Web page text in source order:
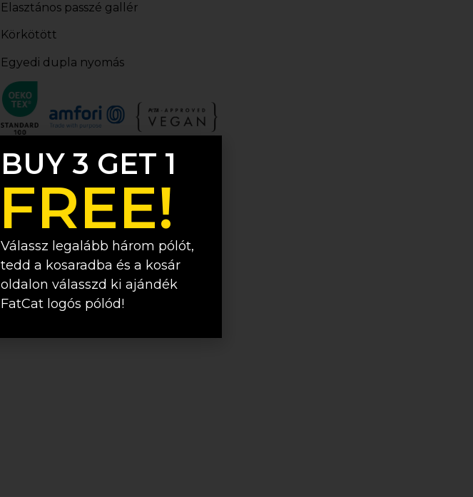
Elasztános passzé gallér
Körkötött
Egyedi dupla nyomás
BUY 3 GET 1
FREE!
Válassz legalább három pólót,
tedd a kosaradba és a kosár
oldalon válasszd ki ajándék
FatCat logós pólód!